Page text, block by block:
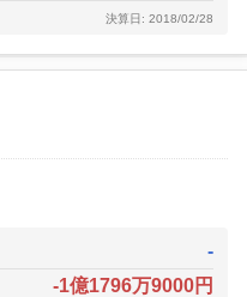
決算日: 2018/02/28
-
-1億1796万9000円